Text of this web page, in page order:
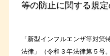
等の防止に関する規
「新型インフルエンザ等対策
法律」（令和３年法律第５号